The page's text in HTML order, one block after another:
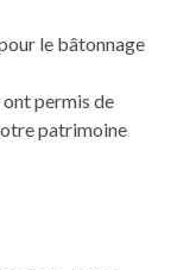
le bâtonnage
permis de
patrimoine